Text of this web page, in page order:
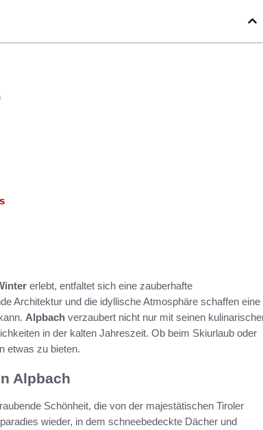
erlebt, entfaltet sich eine zauberhafte
Architektur und die idyllische Atmosphäre schaffen eine
Alpbach verzaubert nicht nur mit seinen
in der kalten Jahreszeit. Ob beim Skiurlaub oder
etwas zu bieten.
Alpbach
Schönheit, die von der majestätischen Tiroler
wieder, in dem schneebedeckte Dächer und